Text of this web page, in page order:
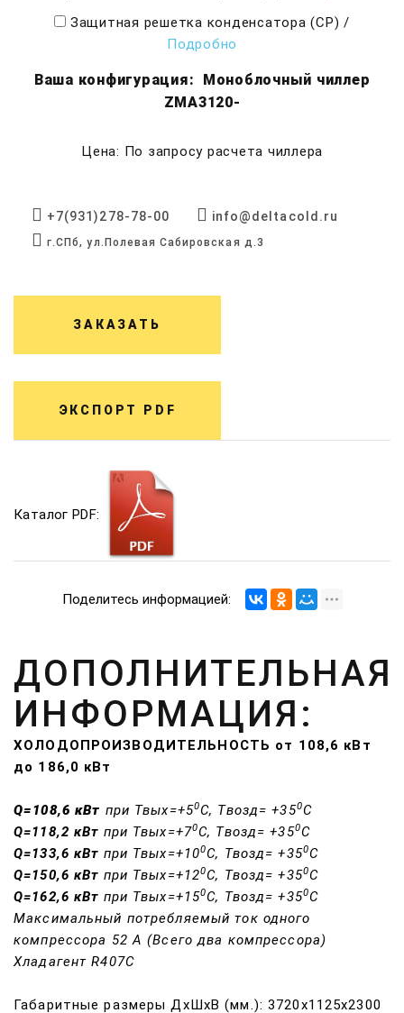
Защитная решетка конденсатора (CP) /
Подробно
Ваша конфигурация:
Моноблочный чиллер
ZMA3120-
Цена: По запросу расчета чиллера
+7(931)278-78-00 info@deltacold.ru
г.СПб, ул.Полевая Сабировская д.3
ЗАКАЗАТЬ
ЭКСПОРТ PDF
Каталог PDF:
Поделитесь информацией:
ДОПОЛНИТЕЛЬНАЯ
ИНФОРМАЦИЯ:
ХОЛОДОПРОИЗВОДИТЕЛЬНОСТЬ от 108,6 кВт
до 186,0 кВт
Q=108,6 кВт при Твых=+50С, Твозд= +350С
Q=118,2 кВт при Твых=+70С, Твозд= +350С
Q=133,6 кВт при Твых=+100С, Твозд= +350С
Q=150,6 кВт при Твых=+120С, Твозд= +350С
Q=162,6 кВт при Твых=+150С, Твозд= +350С
Максимальный потребляемый ток одного
компрессора 52 А (Всего два компрессора)
Хладагент R407C
Габаритные размеры ДхШхВ (мм.): 3720х1125х2300